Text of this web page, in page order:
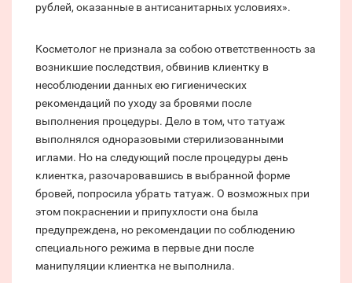
рублей, оказанные в антисанитарных условиях».
Косметолог не признала за собою ответственность за
возникшие последствия, обвинив клиентку в
несоблюдении данных ею гигиенических
рекомендаций по уходу за бровями после
выполнения процедуры. Дело в том, что татуаж
выполнялся одноразовыми стерилизованными
иглами. Но на следующий после процедуры день
клиентка, разочаровавшись в выбранной форме
бровей, попросила убрать татуаж. О возможных при
этом покраснении и припухлости она была
предупреждена, но рекомендации по соблюдению
специального режима в первые дни после
манипуляции клиентка не выполнила.